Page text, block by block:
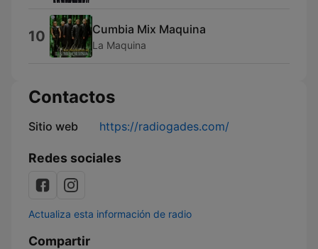
10 Cumbia Mix Maquina
La Maquina
Contactos
Sitio web https://radiogades.com/
Redes sociales
Actualiza esta información de radio
Compartir